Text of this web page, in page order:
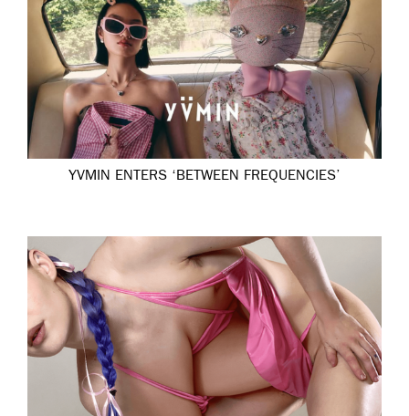
YVMIN ENTERS ‘BETWEEN FREQUENCIES’